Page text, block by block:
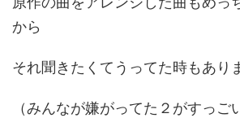
から
それ聞きたくてうってた時もあり
（みんなが嫌がってた２がすっご